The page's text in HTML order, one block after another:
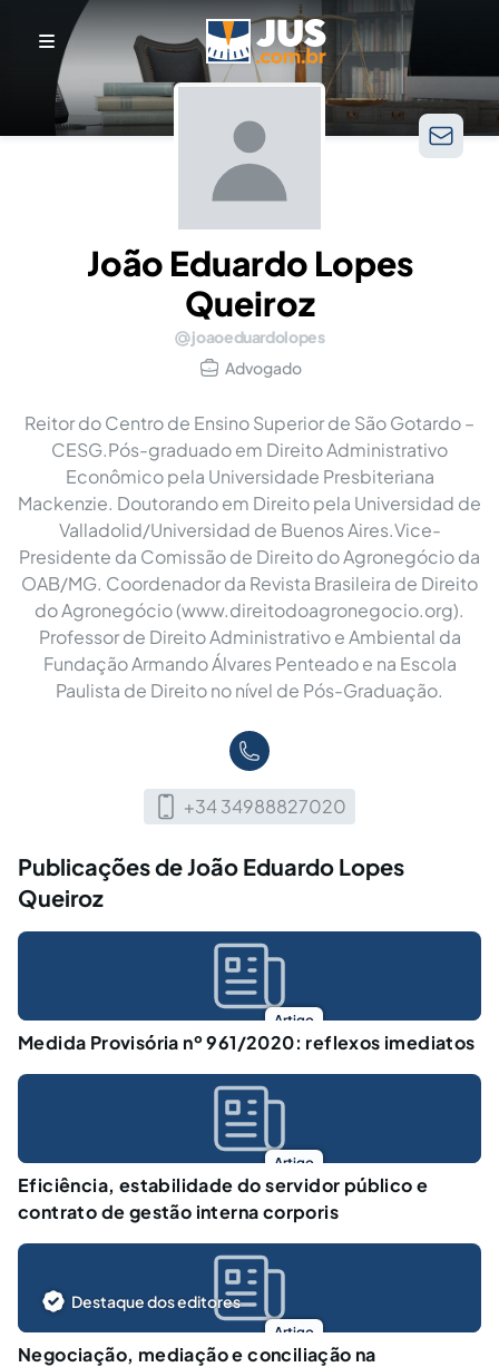
João Eduardo Lopes
Queiroz
joaoeduardolopes
Advogado
Reitor do Centro de Ensino Superior de São Gotardo –
CESG.Pós-graduado em Direito Administrativo
Econômico pela Universidade Presbiteriana
Mackenzie. Doutorando em Direito pela Universidad de
Valladolid/Universidad de Buenos Aires.Vice-
Presidente da Comissão de Direito do Agronegócio da
OAB/MG. Coordenador da Revista Brasileira de Direito
do Agronegócio (www.direitodoagronegocio.org).
Professor de Direito Administrativo e Ambiental da
Fundação Armando Álvares Penteado e na Escola
Paulista de Direito no nível de Pós-Graduação.
+34 34988827020
Publicações de João Eduardo Lopes
Queiroz
Artigo
Medida Provisória nº 961/2020: reflexos imediatos
Artigo
Eficiência, estabilidade do servidor público e
contrato de gestão interna corporis
Artigo
Destaque dos editores
Negociação, mediação e conciliação na